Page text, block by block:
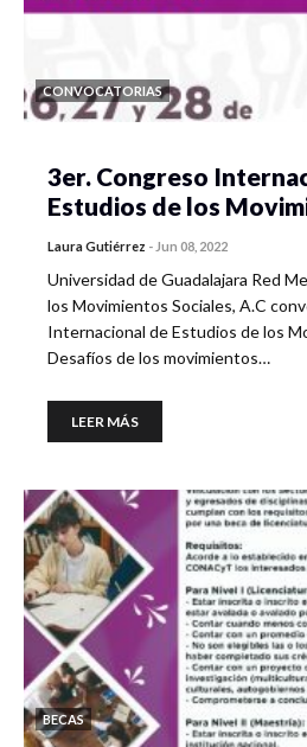
CONVOCATORIAS
3er. Congreso
Estudios de los
Laura Gutiérrez - Jun 08, 2022
Universidad de Guadalajara Red
los Movimientos Sociales, A.C
Internacional de Estudios de los
Desafíos de los movimientos…
LEER MÁS
BECAS